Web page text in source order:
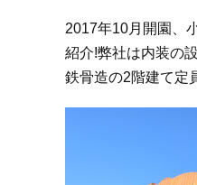
2017年10月開園、
紹介!弊社は内装の
鉄骨造の2階建て定